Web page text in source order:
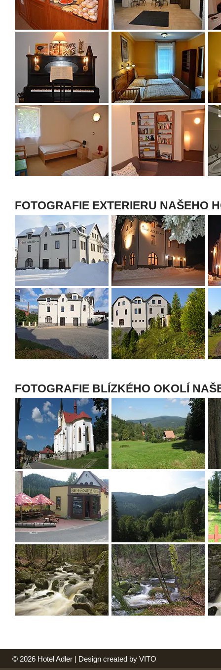
FOTOGRAFIE EXTERIERU NAŠEHO
FOTOGRAFIE BLÍZKÉHO OKOLÍ
© 2026 Hotel Adler | Design created by VITO